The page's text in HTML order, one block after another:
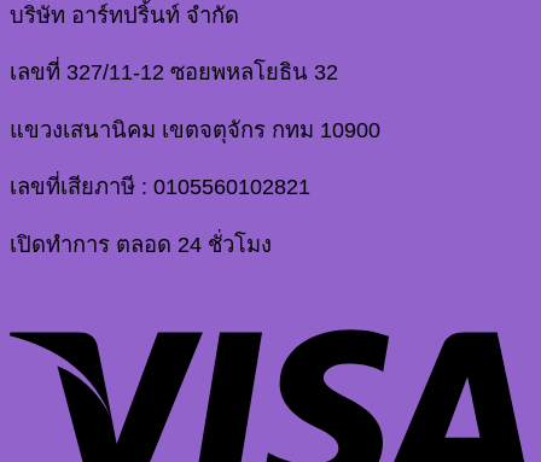
บริษัท อาร์ทปริ้นท์ จำกัด
เลขที่ 327/11-12 ซอยพหลโยธิน 32
แขวงเสนานิคม เขตจตุจักร กทม 10900
เลขที่เสียภาษี : 0105560102821
เปิดทำการ ตลอด 24 ชั่วโมง